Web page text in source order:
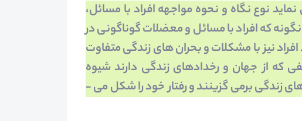
نوع نگاه و نحوه مواجهه افراد با مسائل،
که افراد با مسائل و معضلات گوناگونی در
نیز با مشکلات و بحران­ های زندگی متفاوت
از جهان و رخدادهای زندگی دارند شیوه
خاصی را در مواجهه با مشکلات و بحران­ های زندگی برمی­ گزینند و رفتار خود را شکل می ­